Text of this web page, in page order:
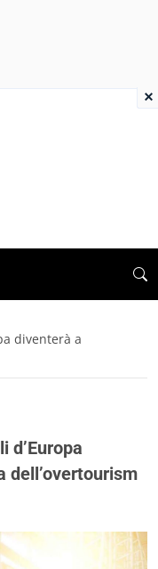
diventerà a
d’Europa
dell’overtourism
×